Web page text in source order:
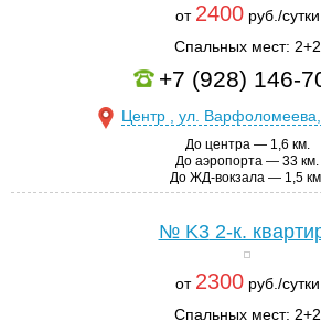
от 2400руб./сутки
Спальных мест: 2+2
+7 (928) 146-
Центр , ул.
До центра — 1,6 км.
До аэропорта — 33 км.
До ЖД-вокзала — 1,5 км.
№ K32-к.
от 2300руб./сутки
Спальных мест: 2+2